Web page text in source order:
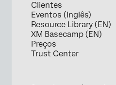
Clientes
Eventos (Inglês)
Resource Library (EN)
XM Basecamp (EN)
Preços
Trust Center